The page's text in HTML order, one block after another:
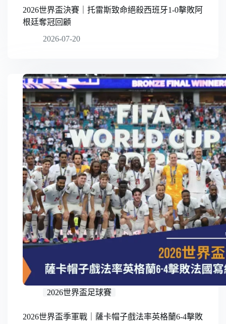
2026世界盃決賽｜托雷斯致命絕殺西班牙1-0擊敗阿
根廷奪冠回顧
2026-07-20
2026世界盃足球賽
2026世界盃季軍戰｜薩卡帽子戲法率英格蘭6-4擊敗